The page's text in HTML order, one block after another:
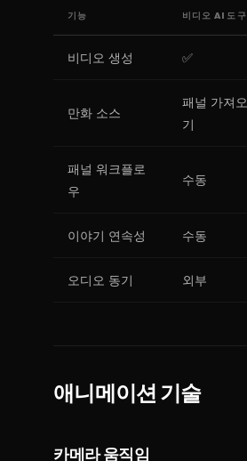
기능 비디오 AI 도구
비디오 생성 ✅
만화 소스
패널 가져오
기
패널 워크플로
우
수동
이야기 연속성 수동
오디오 동기 외부
애니메이션 기술
카메라 움직임